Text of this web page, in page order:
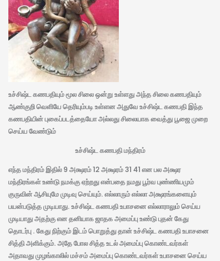
உச்சிஷ்ட கணபதியும் மூல சிலை ஒன்று உள்ளது அந்த சிலை கணபதியும்
ஆண்குறி வெளியே தெரியும்படி உள்ளன அதுவே உச்சிஷ்ட கணபதி இந்த
கணபதியின் புகைப்படத்தையோ அல்லது சிலையாக வைத்து பூஜை முறை
செய்ய வேண்டும்
உச்சிஷ்ட கணபதி மந்திரம்
எந்த மந்திரம் இதில் 9 அக்ஷரம் 12 அக்ஷரம் 31 41 என பல அக்ஷர
மந்திரங்கள் உண்டு நமக்கு ஏற்றது என்பதை நமது பூர்வ புண்ணியமும்
குருவின் ஆசியுமே முடிவு செய்யும். எல்லாரும் எல்லா அக்ஷரங்களையும்
பயன்படுத்த முடியாது. உச்சிஷ்ட கணபதி உபாசனை எல்லாராலும் செய்ய
முடியாது அதற்கு என தனியாக ஜாதக அமைப்பு உண்டு புதன் கேது
தொடர்பு . கேது நிற்கும் இடம் பொறுத்து தான் உச்சிஷ்ட கணபதி உபாசனை
சித்தி அளிக்கும். அதே போல சித்த உடல் அமைப்பு கொண்டவர்கள்
அதாவது முழங்காலில் மச்சம் அமைப்பு கொண்டவர்கள் உபாசனை செய்ய